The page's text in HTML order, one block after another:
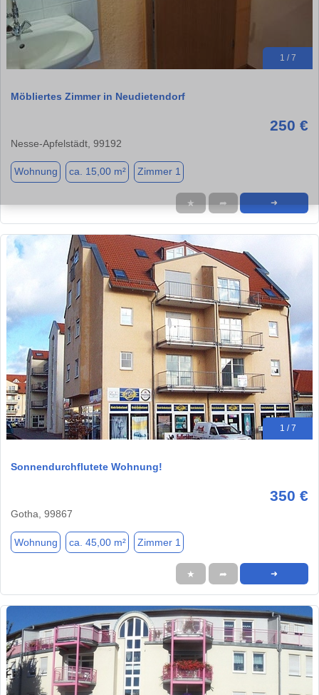
1 / 7
Möbliertes Zimmer in Neudietendorf
250 €
Nesse-Apfelstädt, 99192
Wohnung ca. 15,00 m² Zimmer 1
★ ➦ ➜
1 / 7
Sonnendurchflutete Wohnung!
350 €
Gotha, 99867
Wohnung ca. 45,00 m² Zimmer 1
★ ➦ ➜